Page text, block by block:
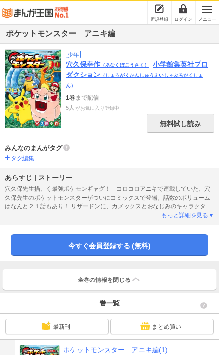
新規登録 ログイン メニュー
ポケットモンスター アニキ編
少年
穴久保幸作 （あなくぼこうさく）
小学館集英社プロ
ダクション （しょうがくかんしゅうえいしゃぷろだくしょ
ん）
1巻まで配信
5人 がお気に入り登録中
無料試し読み
みんなのまんがタグ
タグ編集
あらすじ | ストーリー
穴久保先生描、く最強ポケモンギャグ！ コロコロアニキで連載していた、穴
久保先生のポケットモンスターがついにコミックスで登場。話数のボリューム
はなんと２１話もあり！ リザードンに、カメックスとおなじみのキャラクター
たちとピッピが繰り広げるギャグが盛りだくさん！！ 抱腹絶倒まちがいなし！
もっと詳細を見る▼
今すぐ会員登録する (無料)
全巻の情報を 閉じる
巻一覧
最新刊 まとめ買い
ポケットモンスター アニキ編(1)